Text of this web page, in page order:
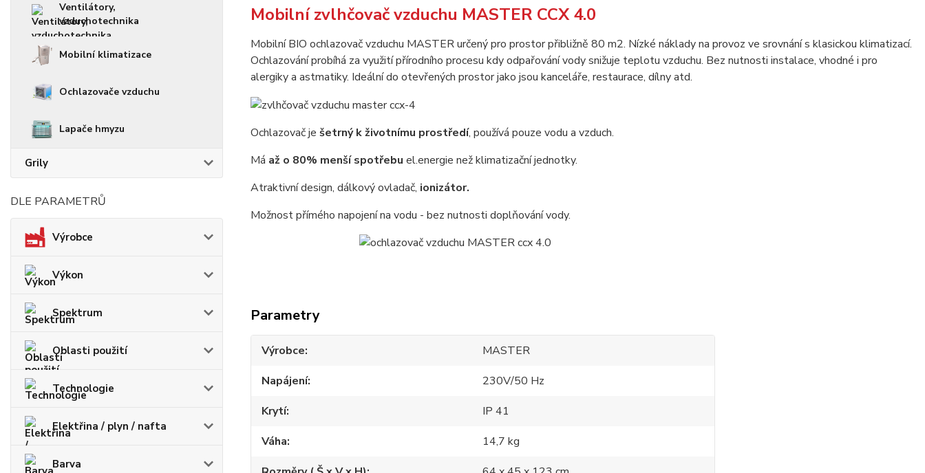
Ventilátory,
vzduchotechnika
Mobilní klimatizace
Ochlazovače vzduchu
Lapače hmyzu
Grily
DLE PARAMETRŮ
Výrobce
Výkon
Spektrum
Oblasti použití
Technologie
Elektřina / plyn / nafta
Barva
Mobilní zvlhčovač vzduchu MASTER CCX 4.0
Mobilní BIO ochlazovač vzduchu MASTER určený pro prostor přibližně 80 m2. Nízké náklady na provoz ve srovnání s klasickou klimatizací.
Ochlazování probíhá za využití přírodního procesu kdy odpařování vody snižuje teplotu vzduchu. Bez nutnosti instalace, vhodné i pro
alergiky a astmatiky. Ideální do otevřených prostor jako jsou kanceláře, restaurace, dílny atd.
Ochlazovač je šetrný k životnímu prostředí, používá pouze vodu a vzduch.
Má až o 80% menší spotřebu el.energie než klimatizační jednotky.
Atraktivní design, dálkový ovladač, ionizátor.
Možnost přímého napojení na vodu - bez nutnosti doplňování vody.
Parametry
Výrobce
MASTER
Napájení
230V/50 Hz
Krytí
IP 41
Váha
14,7 kg